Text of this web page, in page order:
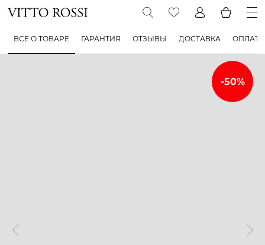
ВСЕ О ТОВАРЕ ГАРАНТИЯ ОТЗЫВЫ ДОСТАВКА ОПЛАТА